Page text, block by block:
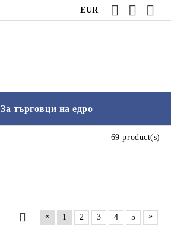
EUR
За търговци на едро
69 product(s)
« 1 2 3 4 5 »